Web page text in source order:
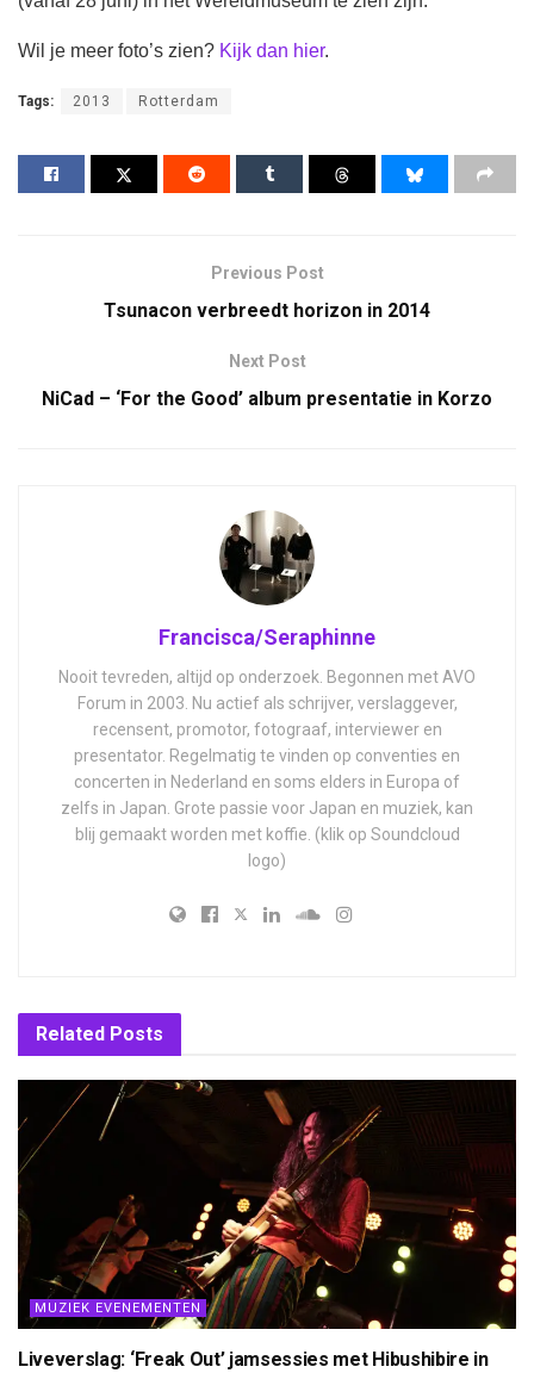
Wil je meer foto’s zien? Kijk dan hier.
Tags: 2013 Rotterdam
Previous Post
Tsunacon verbreedt horizon in 2014
Next Post
NiCad – ‘For the Good’ album presentatie in Korzo
Francisca/Seraphinne
Nooit tevreden, altijd op onderzoek. Begonnen met AVO
Forum in 2003. Nu actief als schrijver, verslaggever,
recensent, promotor, fotograaf, interviewer en
presentator. Regelmatig te vinden op conventies en
concerten in Nederland en soms elders in Europa of
zelfs in Japan. Grote passie voor Japan en muziek, kan
blij gemaakt worden met koffie. (klik op Soundcloud
logo)
Related Posts
MUZIEK EVENEMENTEN
Liveverslag: ‘Freak Out’ jamsessies met Hibushibire in